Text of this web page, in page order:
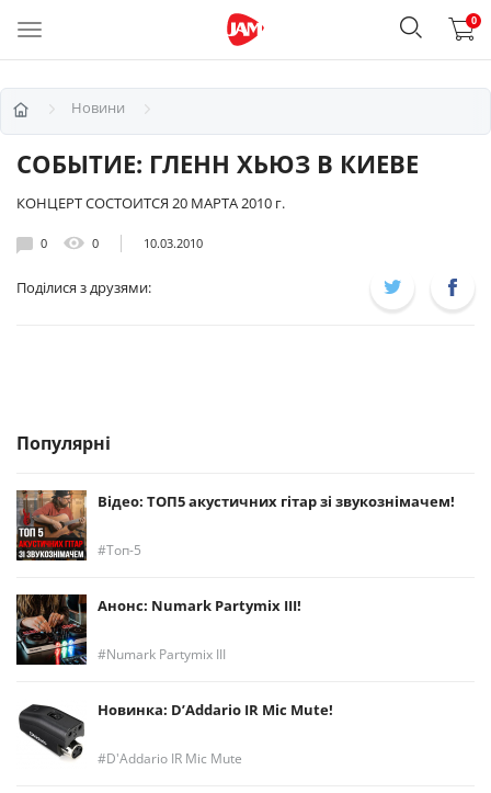
0
Новини
СОБЫТИЕ: ГЛЕНН ХЬЮЗ В КИЕВЕ
КОНЦЕРТ СОСТОИТСЯ 20 МАРТА 2010 г.
0 0 10.03.2010
Поділися з друзями:
Популярні
Відео: ТОП5 акустичних гітар зі звукознімачем!
Топ-5
Анонс: Numark Partymix III!
Numark Partymix III
Новинка: D’Addario IR Mic Mute!
D'Addario IR Mic Mute